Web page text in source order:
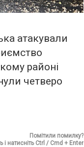
атакували
районі
четверо
Помітили помилку?
і натисніть Ctrl / Cmd + Enter